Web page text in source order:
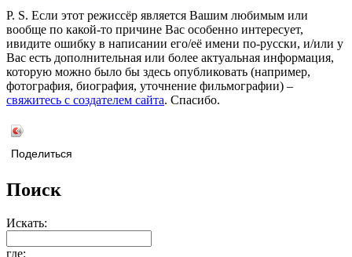
P. S. Если этот режиссёр является Вашим любимым или
вообще по какой-то причине Вас особенно интересует,
ивидите ошибку в написании его/её имени по-русски, и/или у
Вас есть дополнительная или более актуальная информация,
которую можно было бы здесь опубликовать (например,
фотография, биография, уточнение фильмографии) –
свяжитесь с создателем сайта. Спасибо.
Поделиться
Поиск
Искать:
где: